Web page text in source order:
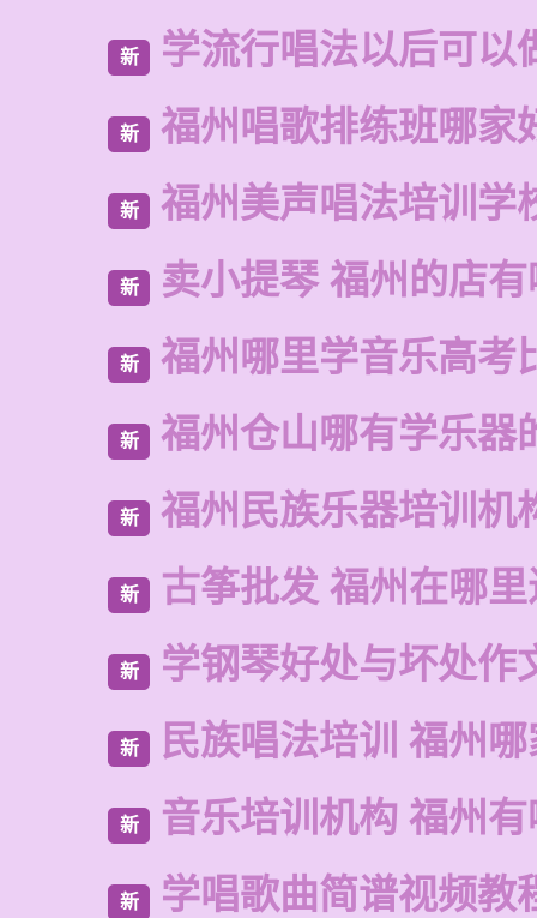
新 学流行唱法以后可以
新 福州唱歌排练班哪家
新 福州美声唱法培训学
新 卖小提琴 福州的店
新 福州哪里学音乐高考
新 福州仓山哪有学乐器
新 福州民族乐器培训机
新 古筝批发 福州在哪
新 学钢琴好处与坏处作
新 民族唱法培训 福州
新 音乐培训机构 福州
新 学唱歌曲简谱视频教